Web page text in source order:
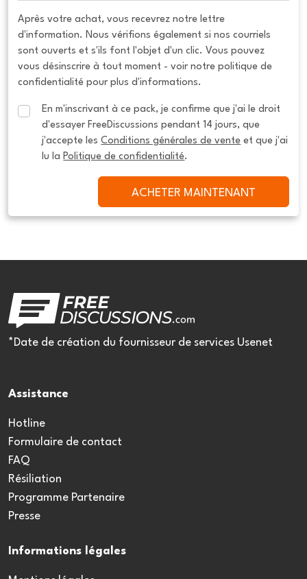
Après votre achat, vous recevrez notre lettre
d'information. Nous vérifions également si nos courriels
sont ouverts et s'ils font l'objet d'un clic. Vous pouvez
vous désinscrire à tout moment - voir notre politique de
confidentialité pour plus d'informations.
En m'inscrivant à ce pack, je confirme que j'ai le droit
d'essayer FreeDiscussions pendant 14 jours, que
j'accepte les Conditions générales de vente et que j'ai
lu la Politique de confidentialité.
ACHETER MAINTENANT
*Date de création du fournisseur de services Usenet
Assistance
Hotline
Formulaire de contact
FAQ
Résiliation
Programme Partenaire
Presse
Informations légales